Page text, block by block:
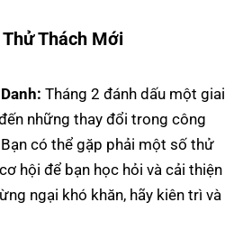
Thách Mới
Tháng 2 đánh dấu một giai
những thay đổi trong công
có thể gặp phải một số thử
hội để bạn học hỏi và cải thiện
ngại khó khăn, hãy kiên trì và